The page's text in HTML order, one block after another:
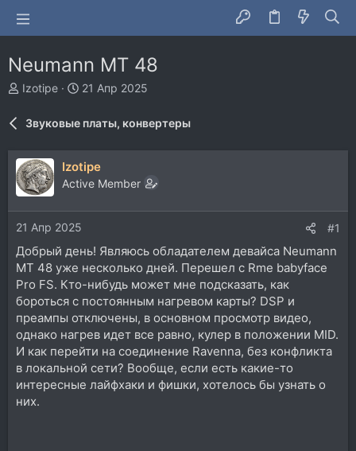
Neumann MT 48
А
т
р
т
е
м
Izotipe
Д
н
а
ч
21 Апр 2025
Звуковые платы, конвертеры
Izotipe
Active Member
21 Апр 2025 #1
Добрый день! Являюсь обладателем девайса Neumann
MT 48 уже несколько дней. Перешел с Rme babyface
Pro FS. Кто-нибудь может мне подсказать, как
бороться с постоянным нагревом карты? DSP и
преампы отключены, в основном просмотр видео,
однако нагрев идет все равно, кулер в положении MID.
И как перейти на соединение Ravenna, без конфликта
в локальной сети? Вообще, если есть какие-то
интересные лайфхаки и фишки, хотелось бы узнать о
них.